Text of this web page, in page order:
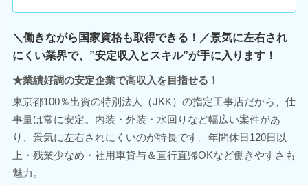
＼働きながら国家資格も取得できる！／景気に左右され
にくい業界で、”安定収入とスキル”が手に入ります！
★業績好調の安定企業で高収入を目指せる！
東京都100％出資の特別法人（JKK）の指定工事店だから、仕
事量は常に安定。内装・外装・水回りなど幅広い案件があ
り、景気に左右されにくいのが特長です。年間休日120日以
上・残業少なめ・社用車貸与＆直行直帰OKなど働きやすさも
魅力。